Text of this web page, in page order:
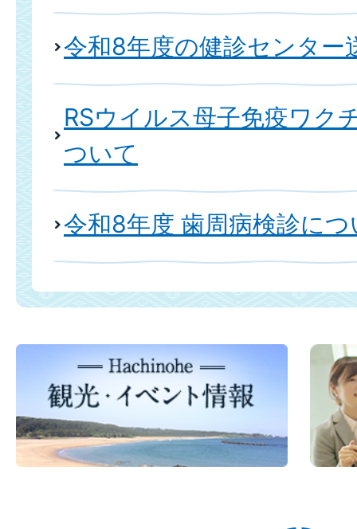
令和8年度の健診センター
RSウイルス母子免疫ワク
ついて
令和8年度 歯周病検診につ